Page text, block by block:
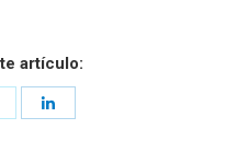
artículo:
Share